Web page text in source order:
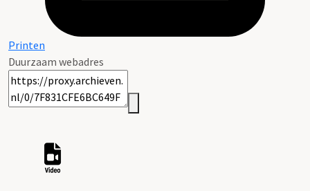
Printen
Duurzaam webadres